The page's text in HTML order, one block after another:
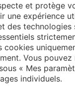
Furniture Linoleum
et protège
une expérience
des technologies
cookies
Vous
« Mes
individuels.